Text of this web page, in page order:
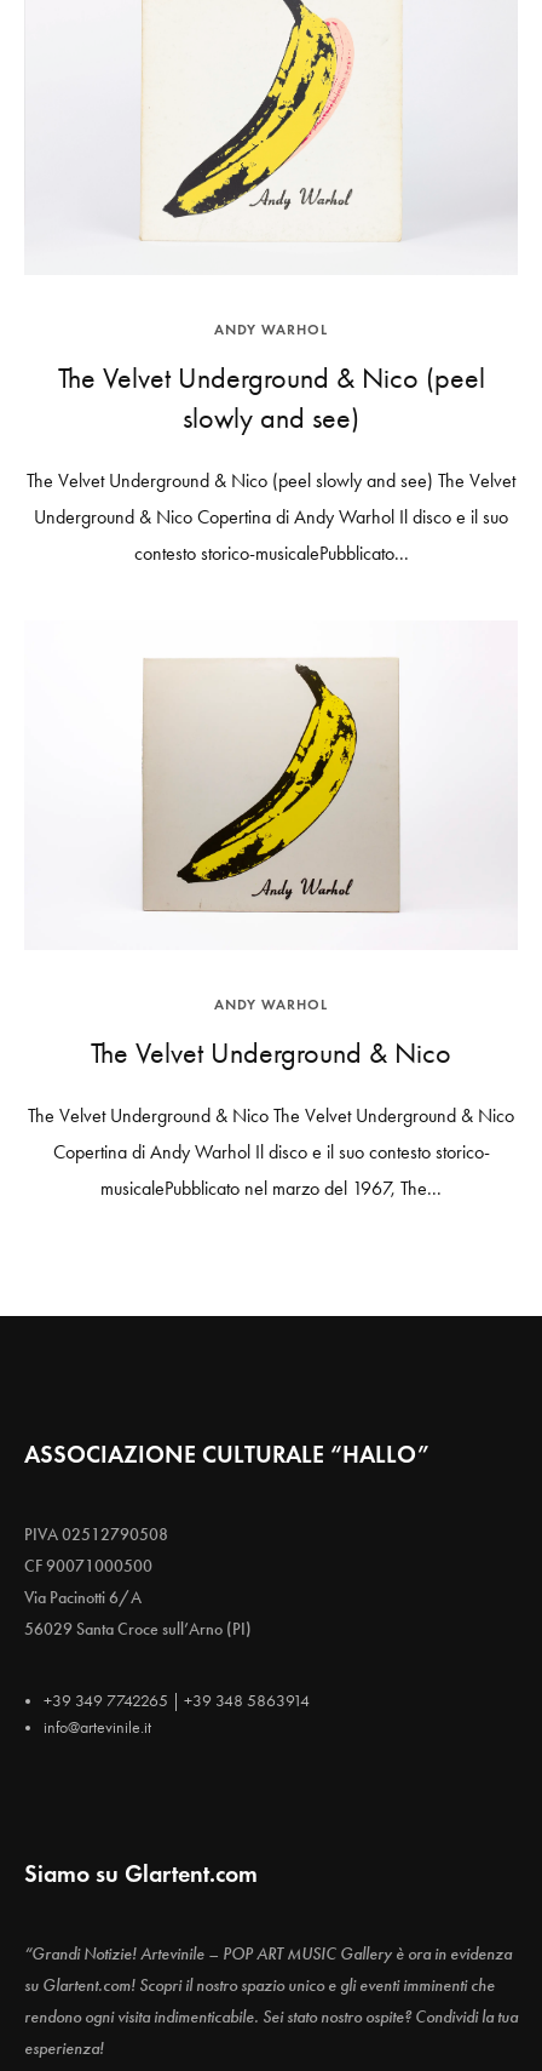
ANDY WARHOL
The Velvet Underground & Nico (peel
slowly and see)
The Velvet Underground & Nico (peel slowly and see) The Velvet
Underground & Nico Copertina di Andy Warhol Il disco e il suo
contesto storico-musicalePubblicato...
ANDY WARHOL
The Velvet Underground & Nico
The Velvet Underground & Nico The Velvet Underground & Nico
Copertina di Andy Warhol Il disco e il suo contesto storico-
musicalePubblicato nel marzo del 1967, The...
ASSOCIAZIONE CULTURALE “HALLO”
PIVA 02512790508
CF 90071000500
Via Pacinotti 6/A
56029 Santa Croce sull’Arno (PI)
+39 349 7742265 | +39 348 5863914
info@artevinile.it
Siamo su Glartent.com
“Grandi Notizie! Artevinile – POP ART MUSIC Gallery è ora in evidenza
su Glartent.com! Scopri il nostro spazio unico e gli eventi imminenti che
rendono ogni visita indimenticabile. Sei stato nostro ospite? Condividi la tua
esperienza!